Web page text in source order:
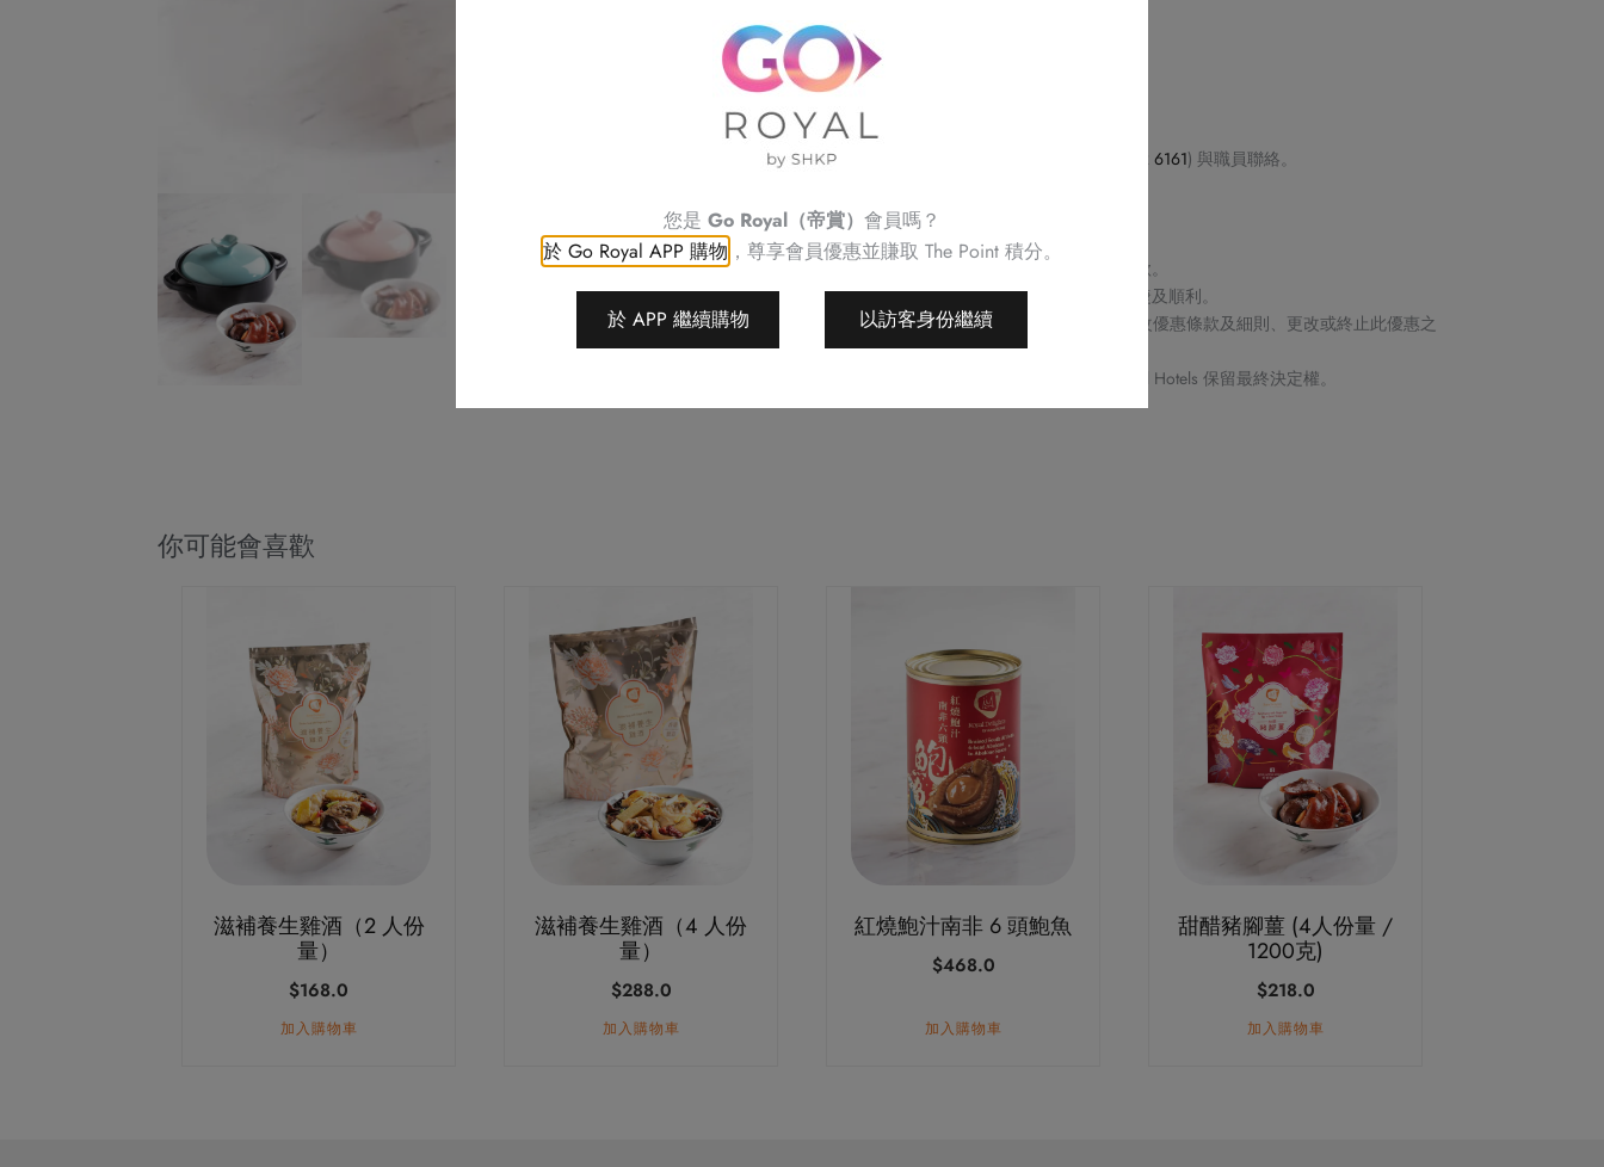
京
豬
腳
薑
（4
份
量
條款與細則：
請預早 72 小時或之前預訂
2622 6161) 與職員聯絡。
不可補發、更換或購買其他產品。
訂單詳情將會透過電話或電郵確認。
訂單一經確認，不可更改、取消或退款。
請務必檢查所填資料，以確保交易快捷及順利。
Royal Delights by Royal Hotels 保留修改優惠條款及細則、更改或終止此優惠之
權利，恕不另行通知。
如有任何爭議，Royal Delights by Royal Hotels 保留最終決定權。
你可能會喜歡
滋補養生雞酒（2 人份
量）
$168.0
加入購物車
滋補養生雞酒（4 人份
量）
$288.0
加入購物車
紅燒鮑汁南非 6 頭鮑魚
$468.0
加入購物車
甜醋豬腳薑 (4人份量 /
1200克)
$218.0
加入購物車
您是 Go Royal（帝賞） 會員嗎？
於 Go Royal APP 購物 ，尊享會員優惠並賺取 The Point 積分。
於 APP 繼續購物 以訪客身份繼續